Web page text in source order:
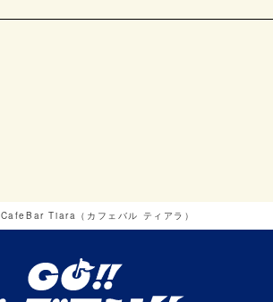
CafeBar Tiara（カフェバル ティアラ）